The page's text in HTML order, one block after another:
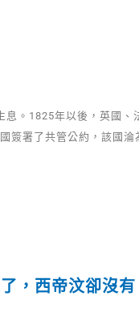
。1825年以後，英國、
簽署了共管公約，該國淪
，西帝汶卻沒有